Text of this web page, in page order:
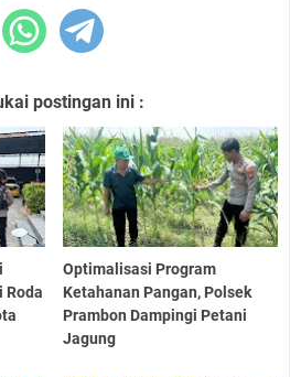
postingan ini :
Roda
Optimalisasi Program
Ketahanan Pangan, Polsek
Prambon Dampingi Petani
Jagung